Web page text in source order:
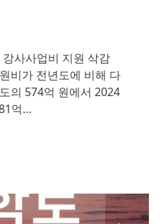
사사업비 지원 삭감
비가 전년도에 비해 다
의 574억 원에서 2024
억…